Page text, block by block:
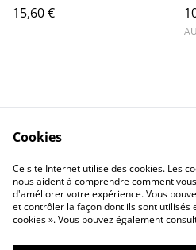
15,60 €
Contact Us
Privacy Policy
Cookies
Ce site Internet utilise des cookies. Les
nous aident à comprendre comment
d'améliorer votre expérience. Vous
et contrôler la façon dont ils sont utilisés
cookies ». Vous pouvez également